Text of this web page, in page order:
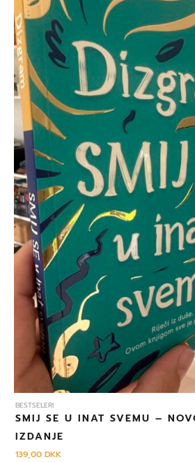
BESTSELERI
SMIJ SE U INAT SVEMU –
IZDANJE
139,00DKK